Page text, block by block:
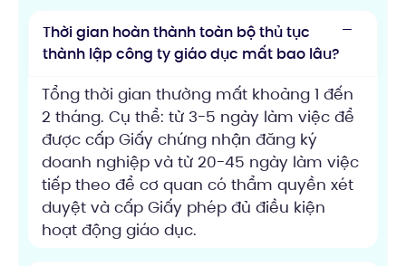
Thời gian hoàn thành toàn bộ thủ tục
thành lập công ty giáo dục mất bao lâu?
Tổng thời gian thường mất khoảng 1 đến
2 tháng. Cụ thể: từ 3-5 ngày làm việc để
được cấp Giấy chứng nhận đăng ký
doanh nghiệp và từ 20-45 ngày làm việc
tiếp theo để cơ quan có thẩm quyền xét
duyệt và cấp Giấy phép đủ điều kiện
hoạt động giáo dục.